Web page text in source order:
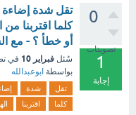
0
تصويتات
1
إجابة
تقل شدة إضاءة
كلما اقتربنا
أو خطأ ؟ - مع
سُئل فبراير 10 في
بواسطة ابوعبدالله
تقل شدة
كلما
اقتربنا